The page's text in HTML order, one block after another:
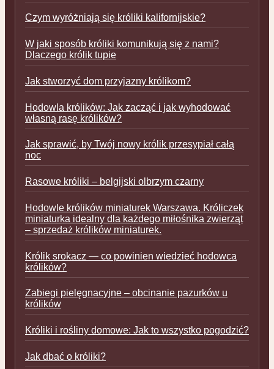
Czym wyróżniają się króliki kalifornijskie?
W jaki sposób króliki komunikują się z nami?
Dlaczego królik tupie
Jak stworzyć dom przyjazny królikom?
Hodowla królików: Jak zacząć i jak wyhodować
własną rasę królików?
Jak sprawić, by Twój nowy królik przesypiał całą
noc
Rasowe króliki – belgijski olbrzym czarny
Hodowle królików miniaturek Warszawa. Króliczek
miniaturka idealny dla każdego miłośnika zwierząt
– sprzedaż królików miniaturek.
Królik srokacz — co powinien wiedzieć hodowca
królików?
Zabiegi pielęgnacyjne – obcinanie pazurków u
królików
Króliki i rośliny domowe: Jak to wszystko pogodzić?
Jak dbać o króliki?